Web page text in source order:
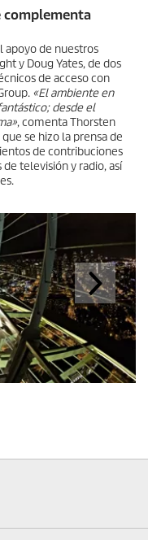
complementa
apoyo de nuestros
y Doug Yates, de dos
de acceso con
«El ambiente en
desde el
, comenta Thorsten
se hizo la prensa de
de contribuciones
televisión y radio, así